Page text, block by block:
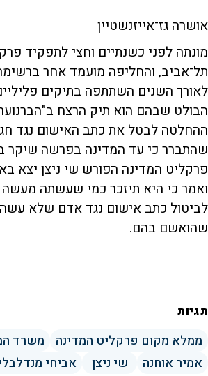
אושרה גז־אייזנשטיין
מונתה לפני כשנתיים וחצי לתפקיד
תל־אביב, והחליפה מועמד אחר
לאורך השנים השתתפה בתיקים
הבולט שבהם הוא תיק הרצח
ההחלטה לבטל את כתב האישום נגד
שהתברר כי עד המדינה בפרשה שיקר
פרקליט המדינה הפורש שי ניצן יצא
ואמר כי היא תיזכר כמי שעשתה מעשה
לביטול כתב אישום נגד אדם שלא
שהואשם בהם.
תגיות
ממלא מקום פרקליט המדינה
משרד
אמיר אוחנה
שי ניצן אביחי